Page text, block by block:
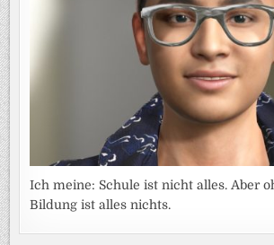
Ich meine: Schule ist nicht alles. Aber
Bildung ist alles nichts.